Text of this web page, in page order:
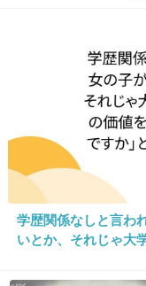
2013/01/11(金) 15:49:56
ウインカー出す
がりそう。こう
学歴関係なしと言わ
いとか、それじゃ大
人が馬鹿じゃない
た